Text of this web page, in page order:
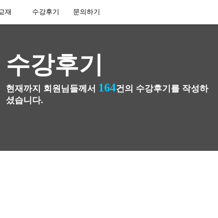
재 수강후기 문의하기
수강후기
현재까지 회원님들께서 164건의 수강후기를 작성하
셨습니다.